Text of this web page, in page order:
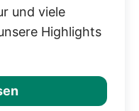
und viele
Highlights